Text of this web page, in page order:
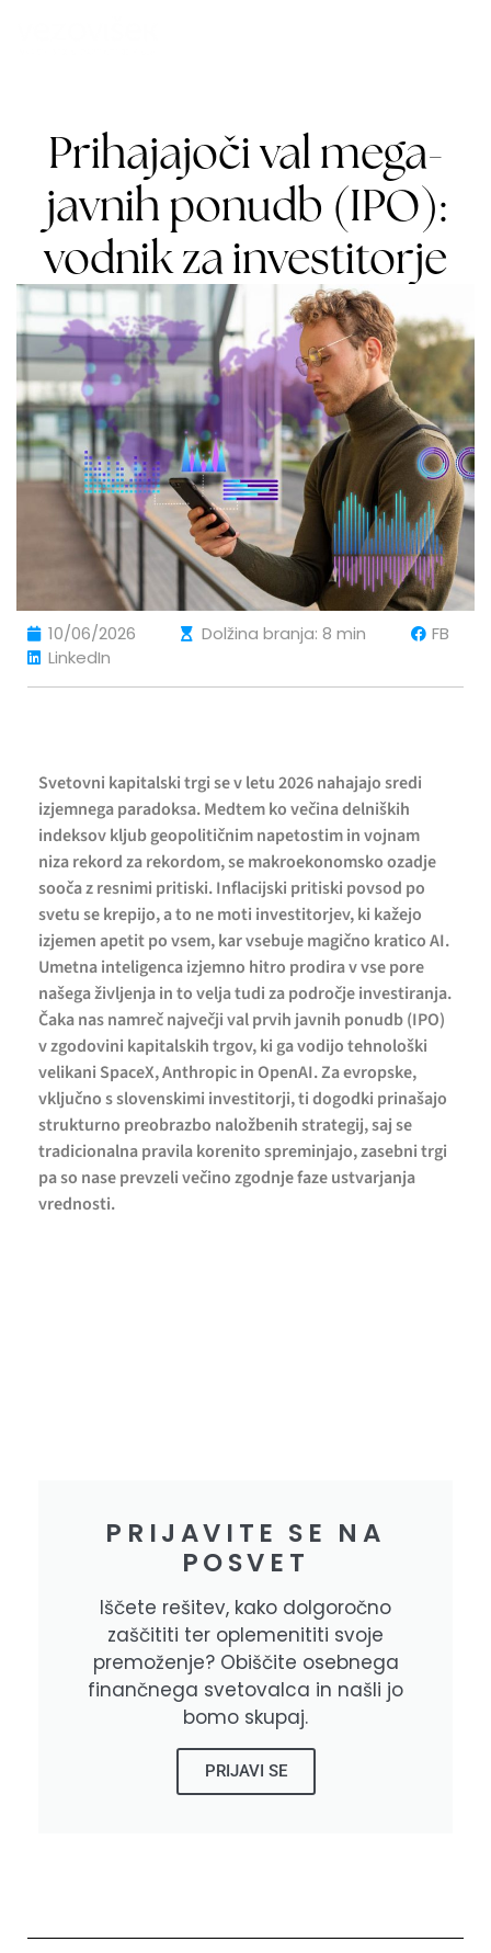
Prihajajoči val mega-
javnih ponudb (IPO):
vodnik za investitorje
10/06/2026 Dolžina branja: 8 min
FB
LinkedIn
Svetovni kapitalski trgi se v letu 2026 nahajajo sredi
izjemnega paradoksa. Medtem ko večina delniških
indeksov kljub geopolitičnim napetostim in vojnam
niza rekord za rekordom, se makroekonomsko ozadje
sooča z resnimi pritiski. Inflacijski pritiski povsod po
svetu se krepijo, a to ne moti investitorjev, ki kažejo
izjemen apetit po vsem, kar vsebuje magično kratico AI.
Umetna inteligenca izjemno hitro prodira v vse pore
našega življenja in to velja tudi za področje investiranja.
Čaka nas namreč največji val prvih javnih ponudb (IPO)
v zgodovini kapitalskih trgov, ki ga vodijo tehnološki
velikani SpaceX, Anthropic in OpenAI. Za evropske,
vključno s slovenskimi investitorji, ti dogodki prinašajo
strukturno preobrazbo naložbenih strategij, saj se
tradicionalna pravila korenito spreminjajo, zasebni trgi
pa so nase prevzeli večino zgodnje faze ustvarjanja
vrednosti.
PRIJAVITE SE NA
POSVET
Iščete rešitev, kako dolgoročno
zaščititi ter oplemenititi svoje
premoženje? Obiščite osebnega
finančnega svetovalca in našli jo
bomo skupaj.
PRIJAVI SE